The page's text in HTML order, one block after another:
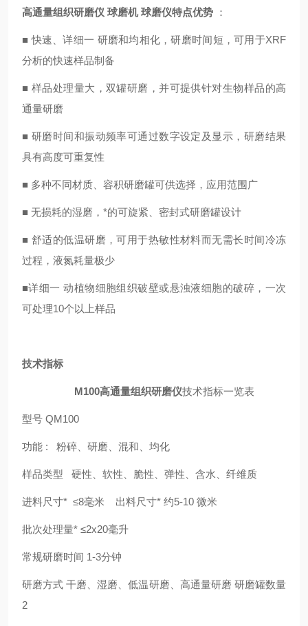
高通量组织研磨仪 球磨机 球磨仪特点优势 ：
■ 快速、详细一 研磨和均相化，研磨时间短，可用于XRF
分析的快速样品制备
■ 样品处理量大，双罐研磨，并可提供针对生物样品的高
通量研磨
■ 研磨时间和振动频率可通过数字设定及显示，研磨结果
具有高度可重复性
■ 多种不同材质、容积研磨罐可供选择，应用范围广
■ 无损耗的湿磨，*的可旋紧、密封式研磨罐设计
■ 舒适的低温研磨，可用于热敏性材料而无需长时间冷冻
过程，液氮耗量极少
■详细一 动植物细胞组织破壁或悬浊液细胞的破碎，一次
可处理10个以上样品
技术指标
M100高通量组织研磨仪技术指标一览表
型号 QM100
功能 : 粉碎、研磨、混和、均化
样品类型 硬性、软性、脆性、弹性、含水、纤维质
进料尺寸* ≤8毫米 出料尺寸* 约5-10 微米
批次处理量* ≤2x20毫升
常规研磨时间 1-3分钟
研磨方式 干磨、湿磨、低温研磨、高通量研磨 研磨罐数量
2